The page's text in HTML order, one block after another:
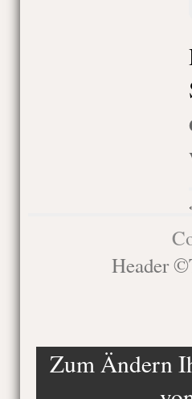
Header
Zum Ändern